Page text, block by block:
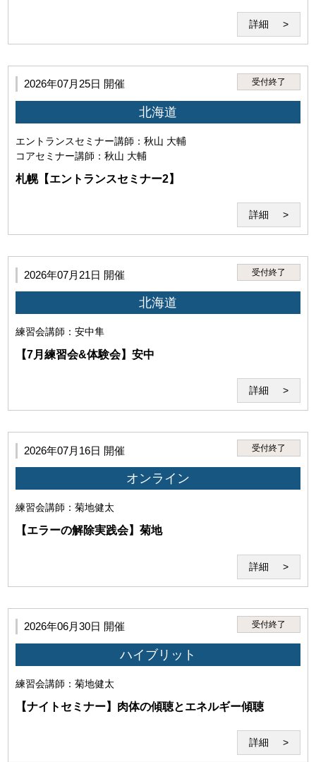
・本サービスの受講を希望し、本規約に同意していること。（ご
利用いただいた場合には下記の条件すべてにご同意いただいたも
障がある、秩序を乱す恐れがあると認められた場合は本サービス
詳細
2026年07月25日 開催 受付終了
北海道
エントランスセミナー講師：秋山 大輔
コアセミナー講師：秋山 大輔
札幌【エントランスセミナー2】
詳細
2026年07月21日 開催 受付終了
北海道
練習会講師：安中隼
【7月練習会&体験会】安中
詳細
2026年07月16日 開催 受付終了
オンライン
練習会講師：菊地健太
【エラーの解除実践会】菊地
詳細
2026年06月30日 開催 受付終了
ハイブリット
練習会講師：菊地健太
【ナイトセミナー】肉体の傾聴とエネルギー傾聴
詳細